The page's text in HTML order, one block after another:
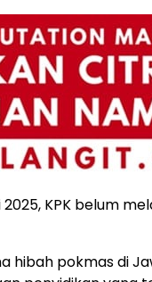
2025, KPK belum
hibah pokmas di